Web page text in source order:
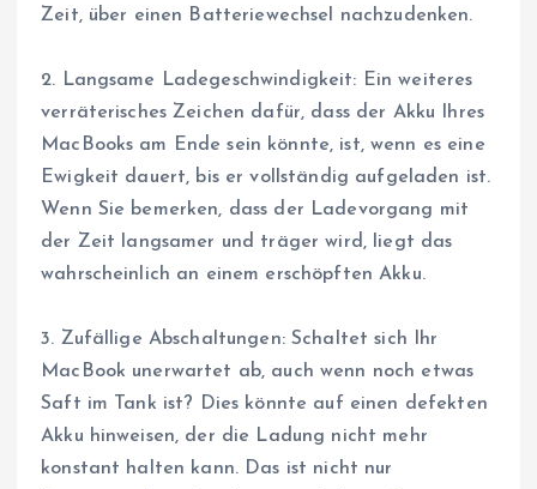
Zeit, über einen Batteriewechsel nachzudenken.
2. Langsame Ladegeschwindigkeit: Ein weiteres
verräterisches Zeichen dafür, dass der Akku Ihres
MacBooks am Ende sein könnte, ist, wenn es eine
Ewigkeit dauert, bis er vollständig aufgeladen ist.
Wenn Sie bemerken, dass der Ladevorgang mit
der Zeit langsamer und träger wird, liegt das
wahrscheinlich an einem erschöpften Akku.
3. Zufällige Abschaltungen: Schaltet sich Ihr
MacBook unerwartet ab, auch wenn noch etwas
Saft im Tank ist? Dies könnte auf einen defekten
Akku hinweisen, der die Ladung nicht mehr
konstant halten kann. Das ist nicht nur